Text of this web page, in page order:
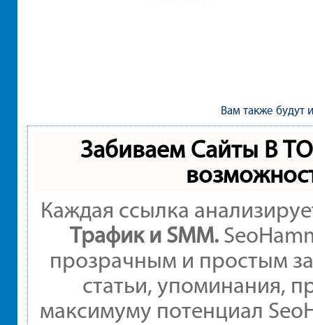
Вам также будут
Забиваем Сайты В
Каждая ссылка
Трафик и SMM.
прозрачным и простым
статьи, упоминания,
максимуму потенциал